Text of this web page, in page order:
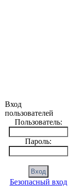
Вход
пользователей
Пользователь:
Пароль:
Безопасный вход